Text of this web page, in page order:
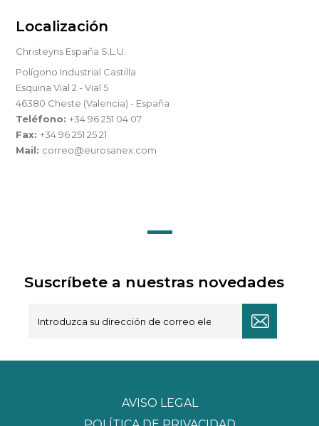
Localización
Christeyns España S.L.U.
Polígono Industrial Castilla
Esquina Vial 2 - Vial 5
46380 Cheste (Valencia) - España
Teléfono:+34 96 251 04 07
Fax:+34 96 251 25 21
Mail: correo@eurosanex.com
Suscríbete a nuestras novedades
AVISO LEGAL